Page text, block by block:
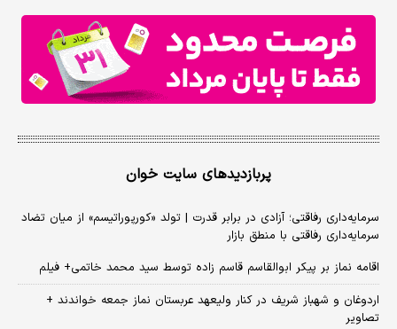
پربازدیدهای سایت خوان
سرمایه‌داری رفاقتی؛ آزادی در برابر قدرت | تولد «کورپوراتیسم» از میان تضاد
سرمایه‌داری رفاقتی با منطق بازار
اقامه نماز بر پیکر ابوالقاسم قاسم زاده توسط سید محمد خاتمی+ فیلم
اردوغان و شهباز شریف در کنار ولیعهد عربستان نماز جمعه خواندند +
تصاویر